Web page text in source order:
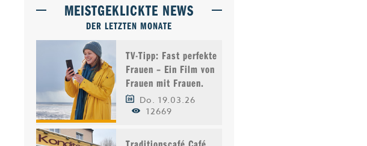
MEISTGEKLICKTE NEWS
DER LETZTEN MONATE
TV-Tipp: Fast perfekte
Frauen – Ein Film von
Frauen mit Frauen.
Do. 19.03.26
12669